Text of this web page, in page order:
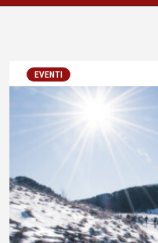
EVENTI